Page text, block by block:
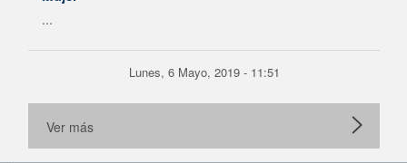
...
Lunes, 6 Mayo, 2019 - 11:51
Ver más